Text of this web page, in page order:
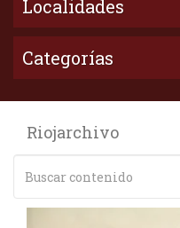
Localidades
Categorías
Riojarchivo